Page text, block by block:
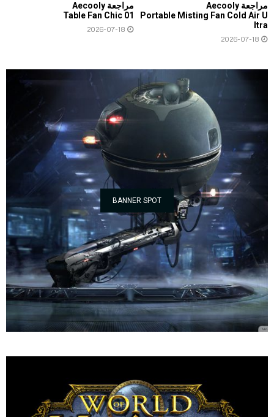
مراجعة Aecooly
Portable Misting Fan Cold Air U
ltra
2026-07-18
مراجعة Aecooly
Table Fan Chic 01
2026-07-18
BANNER SPOT